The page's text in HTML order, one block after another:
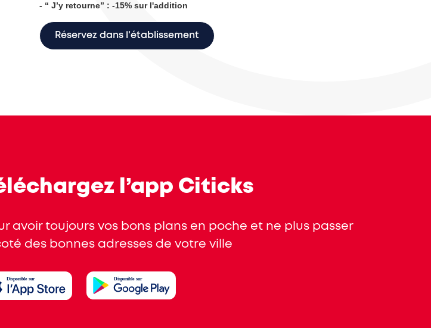
- “ J’y retourne” : -15% sur l'addition
Réservez dans l'établissement
l’app Citicks
avoir toujours vos bons plans en poche et ne plus passer
des bonnes adresses de votre ville